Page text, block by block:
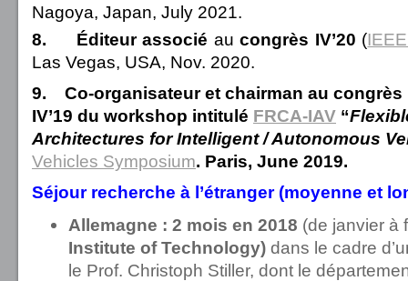
Nagoya, Japan, July 2021.
8.
Éditeurassocié au congrès IV’20 (
Las Vegas, USA, Nov. 2020.
9. Co-organisateuret chairman au congrès
IV’19 du workshop intitulé FRCA-IAV “
Architectures for Intelligent / Autonomous
Vehicles Symposium. Paris, June 2019.
Séjour recherche à l’étranger (moyenne et
Allemagne : 2 mois en 2018 (de janvier à
Institute of Technology) dans le cadre
le Prof. Christoph Stiller, dont le